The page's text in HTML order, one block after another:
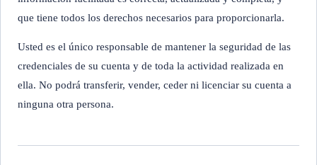
que tiene todos los derechos necesarios para proporcionarla.
Usted es el único responsable de mantener la seguridad de las
credenciales de su cuenta y de toda la actividad realizada en
ella. No podrá transferir, vender, ceder ni licenciar su cuenta a
ninguna otra persona.